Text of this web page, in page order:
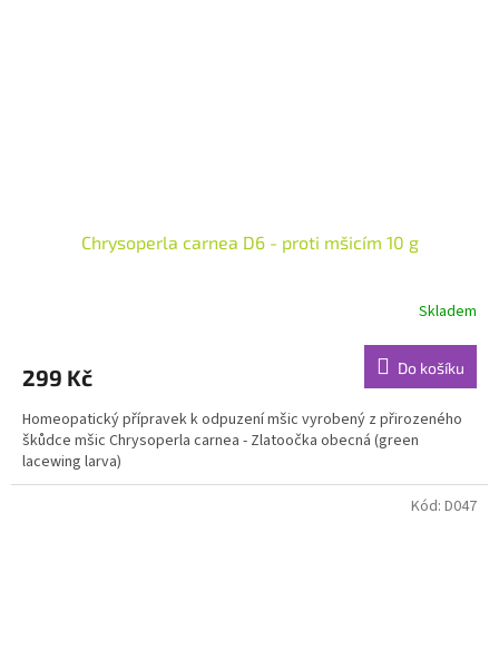
Chrysoperla carnea D6 - proti mšicím 10 g
Skladem
299 Kč Do košíku
Homeopatický přípravek k odpuzení mšic vyrobený z přirozeného
škůdce mšic Chrysoperla carnea - Zlatoočka obecná (green
lacewing larva)
Kód: D047